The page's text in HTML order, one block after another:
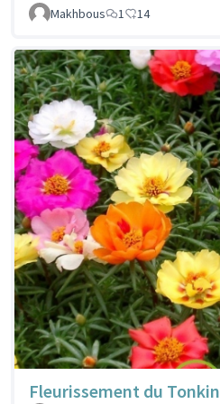
Makhbous 1 14
Fleurissement du Tonkin